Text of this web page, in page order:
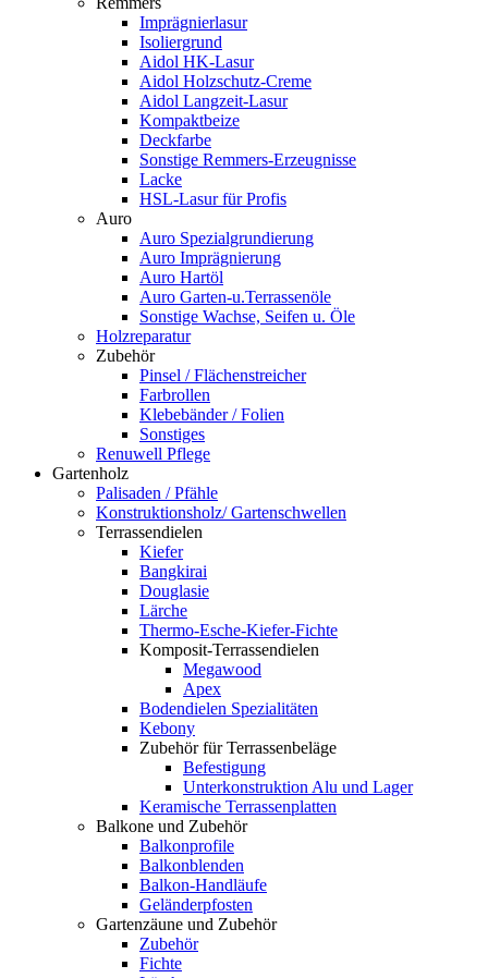
Imprägnierlasur
Isoliergrund
Aidol HK-Lasur
Aidol Holzschutz-Creme
Aidol Langzeit-Lasur
Kompaktbeize
Deckfarbe
Sonstige Remmers-Erzeugnisse
Lacke
HSL-Lasur für Profis
Auro
Auro Spezialgrundierung
Auro Imprägnierung
Auro Hartöl
Auro Garten-u.Terrassenöle
Sonstige Wachse, Seifen u. Öle
Holzreparatur
Zubehör
Pinsel / Flächenstreicher
Farbrollen
Klebebänder / Folien
Sonstiges
Renuwell Pflege
Gartenholz
Palisaden / Pfähle
Konstruktionsholz/ Gartenschwellen
Terrassendielen
Kiefer
Bangkirai
Douglasie
Lärche
Thermo-Esche-Kiefer-Fichte
Komposit-Terrassendielen
Megawood
Apex
Bodendielen Spezialitäten
Kebony
Zubehör für Terrassenbeläge
Befestigung
Unterkonstruktion Alu und Lager
Keramische Terrassenplatten
Balkone und Zubehör
Balkonprofile
Balkonblenden
Balkon-Handläufe
Geländerpfosten
Gartenzäune und Zubehör
Zubehör
Fichte